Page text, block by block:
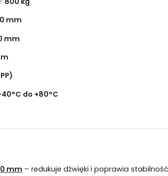
mm
mm
do +80°C
mm – redukuje dźwięki i poprawia stabilność